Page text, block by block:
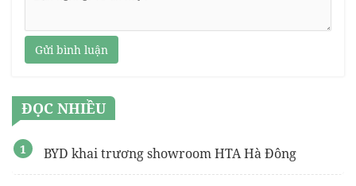
Gửi bình luận
ĐỌC NHIỀU
BYD khai trương showroom HTA Hà Đông